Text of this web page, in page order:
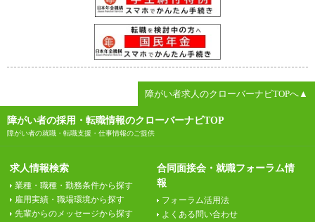
障がい者求人のクローバーナビTOPへ▲
障がい者の採用・転職情報のクローバーナビTOP
障がい者の就職・転職支援・仕事情報のご提供
求人情報検索
業種・職種・勤務条件から探す
雇用実績・職場環境から探す
先輩からのメッセージから探す
合同面接会・就職フォーラム情
報
フォーラム活用法
よくある問い合わせ